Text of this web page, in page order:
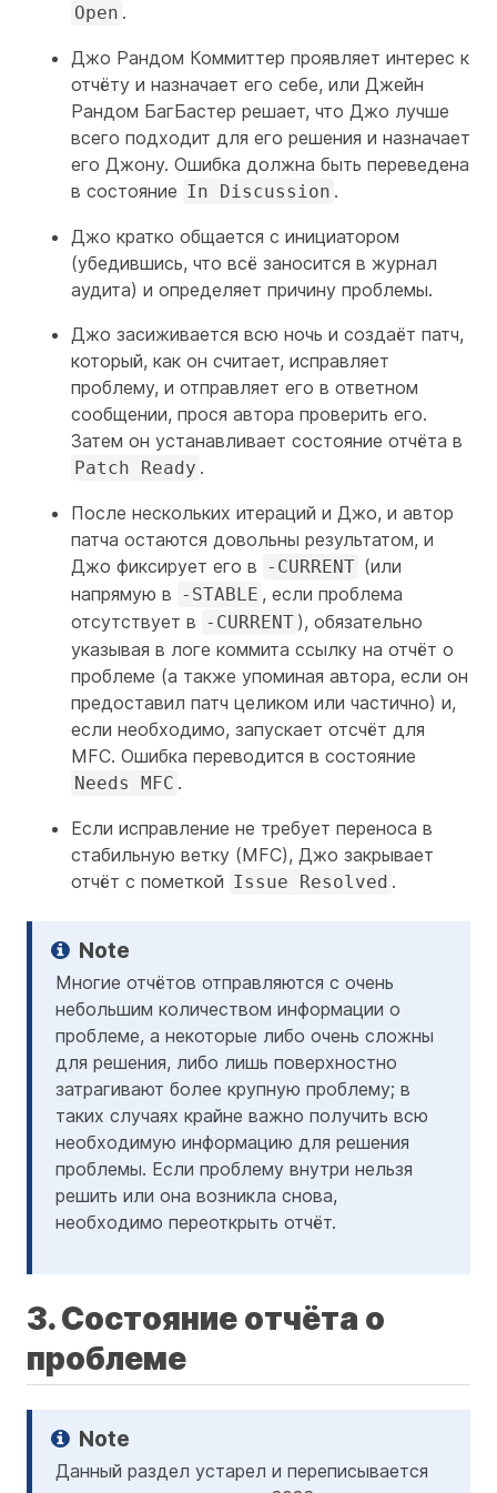
Open .
Джо Рандом Коммиттер проявляет интерес к
отчёту и назначает его себе, или Джейн
Рандом БагБастер решает, что Джо лучше
всего подходит для его решения и назначает
его Джону. Ошибка должна быть переведена
в состояние In Discussion .
Джо кратко общается с инициатором
(убедившись, что всё заносится в журнал
аудита) и определяет причину проблемы.
Джо засиживается всю ночь и создаёт патч,
который, как он считает, исправляет
проблему, и отправляет его в ответном
сообщении, прося автора проверить его.
Затем он устанавливает состояние отчёта в
Patch Ready .
После нескольких итераций и Джо, и автор
патча остаются довольны результатом, и
Джо фиксирует его в -CURRENT (или
напрямую в -STABLE , если проблема
отсутствует в -CURRENT ), обязательно
указывая в логе коммита ссылку на отчёт о
проблеме (а также упоминая автора, если он
предоставил патч целиком или частично) и,
если необходимо, запускает отсчёт для
MFC. Ошибка переводится в состояние
Needs MFC .
Если исправление не требует переноса в
стабильную ветку (MFC), Джо закрывает
отчёт с пометкой Issue Resolved .
Многие отчётов отправляются с очень
небольшим количеством информации о
проблеме, а некоторые либо очень сложны
для решения, либо лишь поверхностно
затрагивают более крупную проблему; в
таких случаях крайне важно получить всю
необходимую информацию для решения
проблемы. Если проблему внутри нельзя
решить или она возникла снова,
необходимо переоткрыть отчёт.
3. Состояние отчёта о
проблеме
Данный раздел устарел и переписывается